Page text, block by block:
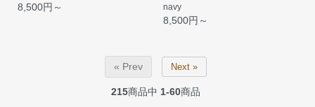
8,500円～
navy
8,500円～
« Prev Next »
215商品中 1-60商品